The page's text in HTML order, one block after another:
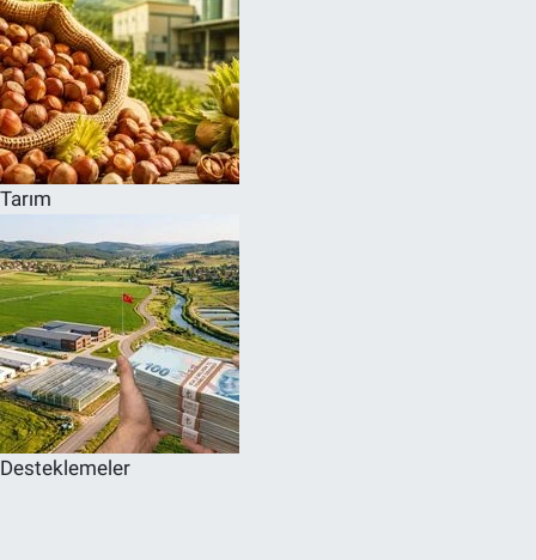
Tarım
Desteklemeler